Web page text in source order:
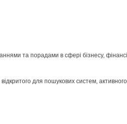
та порадами в сфері бізнесу,
для пошукових систем,